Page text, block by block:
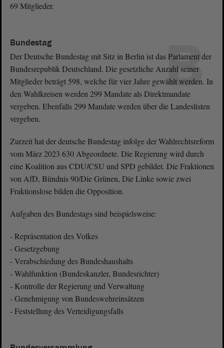
69 Mitglieder.
B
Bundestag
Der Deutsche Bundestag mit Sitz in Berlin ist das Parlament der
Bundesrepublik Deutschland. Die gesetzliche Anzahl seiner
Mitglieder beträgt 598, welche für vier Jahre gewählt werden. In
den Wahlkreisen werden 299 Mandate als Direktmandate
vergeben. Ebenfalls 299 Mandate werden über die Landeslisten
vergeben.
Zurzeit hat der deutsche Bundestag infolge der Wahlrechtsreform
vom März 2023 630 Abgeordnete. Die Regierung wird durch
eine Koalition aus CDU/CSU und SPD gebildet. Die Fraktionen
von AfD, Bündnis 90/Die Grünen, Die Linke sowie zwei
Fraktionslose bilden die Opposition.
Aufgaben des Bundestags sind beispielsweise:
- Repräsentation des Volkes
- Gesetzgebung
- Verabschiedung des Bundeshaushalts
- Wahlfunktion (Bundeskanzler, Bundesrichter)
- Kontrolle der Regierung und Verwaltung
- Genehmigung von Bundeswehreinsätzen
- Feststellung des Verteidigungsfalls